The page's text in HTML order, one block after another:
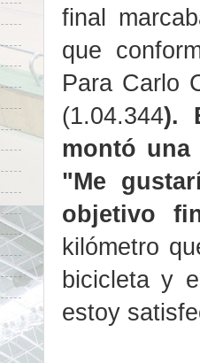
final
que
Para Carlo
(1.04.344).
montó
"Me
objetivo
kilómetro
bicicleta y
estoy